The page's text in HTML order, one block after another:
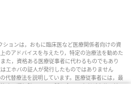
ションは，おもに臨床医など医療関係者向けの資
のアドバイスを与えたり，特定の治療法を勧めた
た，資格ある医療従事者に代わるものでもあり
エホバの証人が発行したものではありません
代替療法を説明しています。医療従事者には，最
療の選択肢について話し合い，患者が自分の健
た決定を下せるよう助ける責任があります。記
も当てはまるとは限らず，患者によっては受け入